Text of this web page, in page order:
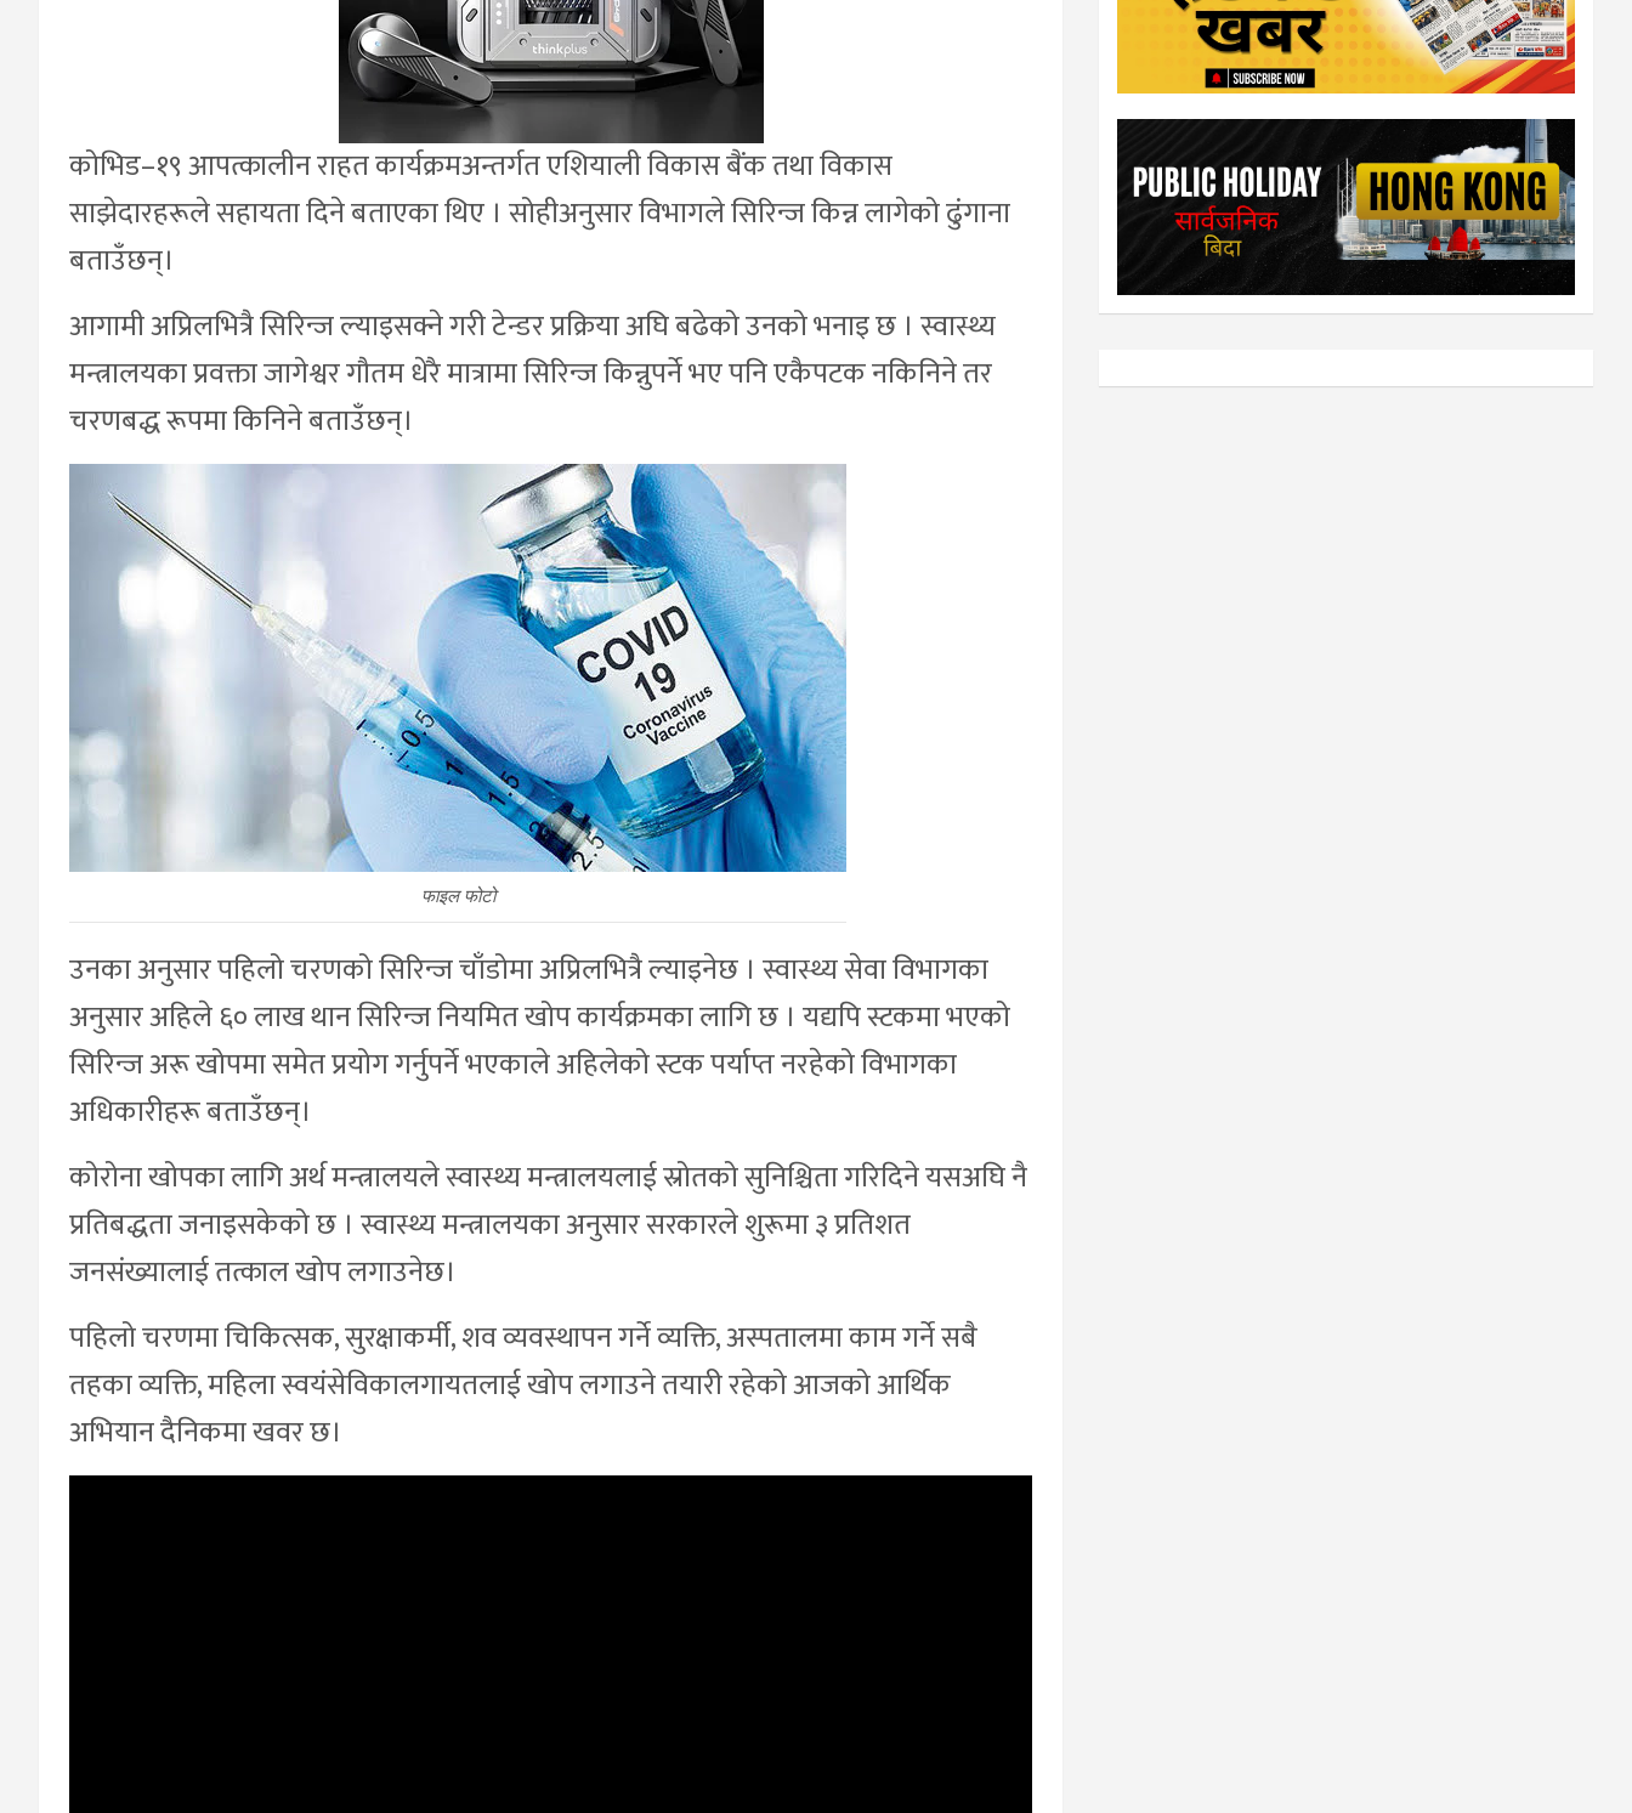
कोभिड–१९ आपत्कालीन राहत कार्यक्रमअन्तर्गत एशियाली विकास बैंक तथा विकास
साझेदारहरूले सहायता दिने बताएका थिए । सोहीअनुसार विभागले सिरिन्ज किन्न लागेको ढुंगाना
बताउँछन्।
आगामी अप्रिलभित्रै सिरिन्ज ल्याइसक्ने गरी टेन्डर प्रक्रिया अघि बढेको उनको भनाइ छ । स्वास्थ्य
मन्त्रालयका प्रवक्ता जागेश्वर गौतम धेरै मात्रामा सिरिन्ज किन्नुपर्ने भए पनि एकैपटक नकिनिने तर
चरणबद्ध रूपमा किनिने बताउँछन्।
फाइल फोटो
उनका अनुसार पहिलो चरणको सिरिन्ज चाँडोमा अप्रिलभित्रै ल्याइनेछ । स्वास्थ्य सेवा विभागका
अनुसार अहिले ६० लाख थान सिरिन्ज नियमित खोप कार्यक्रमका लागि छ । यद्यपि स्टकमा भएको
सिरिन्ज अरू खोपमा समेत प्रयोग गर्नुपर्ने भएकाले अहिलेको स्टक पर्याप्त नरहेको विभागका
अधिकारीहरू बताउँछन्।
कोरोना खोपका लागि अर्थ मन्त्रालयले स्वास्थ्य मन्त्रालयलाई स्रोतको सुनिश्चिता गरिदिने यसअघि नै
प्रतिबद्धता जनाइसकेको छ । स्वास्थ्य मन्त्रालयका अनुसार सरकारले शुरूमा ३ प्रतिशत
जनसंख्यालाई तत्काल खोप लगाउनेछ।
पहिलो चरणमा चिकित्सक, सुरक्षाकर्मी, शव व्यवस्थापन गर्ने व्यक्ति, अस्पतालमा काम गर्ने सबै
तहका व्यक्ति, महिला स्वयंसेविकालगायतलाई खोप लगाउने तयारी रहेको आजको आर्थिक
अभियान दैनिकमा खवर छ।